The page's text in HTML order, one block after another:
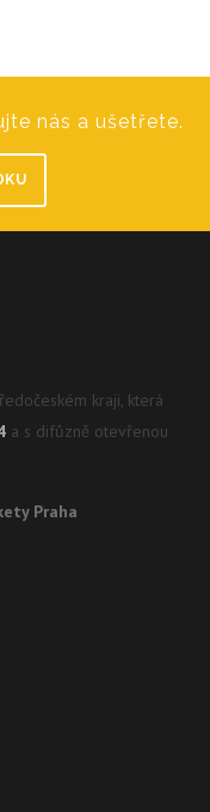
nás a ušetřete.
kraji, která
a s difůzně otevřenou
Praha